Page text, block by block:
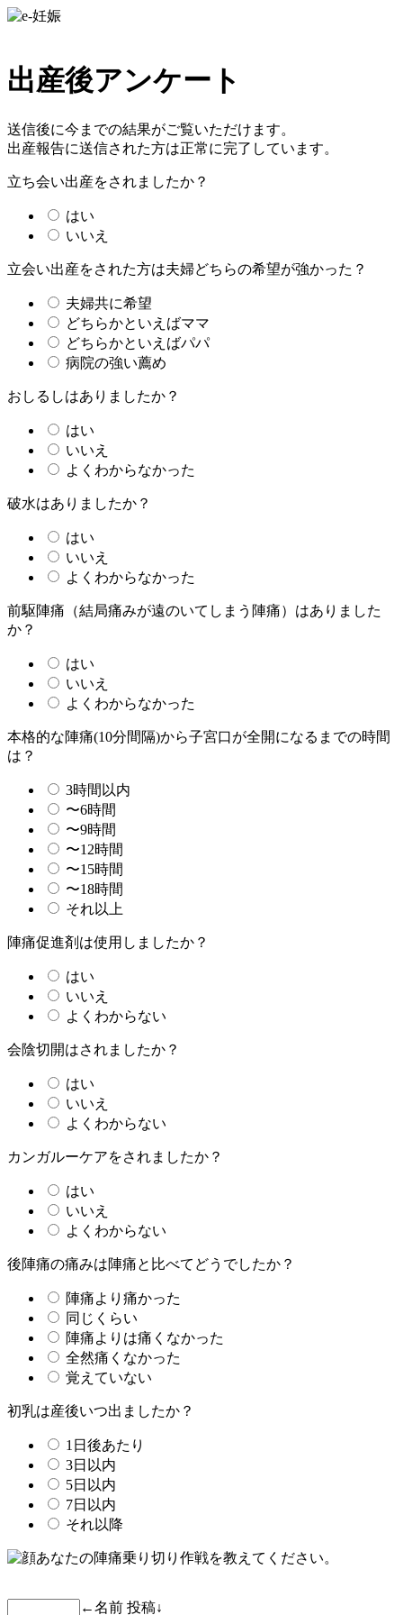
出産後アンケート
送信後に今までの結果がご覧いただけます。
出産報告に送信された方は正常に完了しています。
立ち会い出産をされましたか？
はい
いいえ
立会い出産をされた方は夫婦どちらの希望が強かった？
夫婦共に希望
どちらかといえばママ
どちらかといえばパパ
病院の強い薦め
おしるしはありましたか？
はい
いいえ
よくわからなかった
破水はありましたか？
はい
いいえ
よくわからなかった
前駆陣痛（結局痛みが遠のいてしまう陣痛）はありました
か？
はい
いいえ
よくわからなかった
本格的な陣痛(10分間隔)から子宮口が全開になるまでの時間
は？
3時間以内
〜6時間
〜9時間
〜12時間
〜15時間
〜18時間
それ以上
陣痛促進剤は使用しましたか？
はい
いいえ
よくわからない
会陰切開はされましたか？
はい
いいえ
よくわからない
カンガルーケアをされましたか？
はい
いいえ
よくわからない
後陣痛の痛みは陣痛と比べてどうでしたか？
陣痛より痛かった
同じくらい
陣痛よりは痛くなかった
全然痛くなかった
覚えていない
初乳は産後いつ出ましたか？
1日後あたり
3日以内
5日以内
7日以内
それ以降
あなたの陣痛乗り切り作戦を教えてください。
←名前 投稿↓